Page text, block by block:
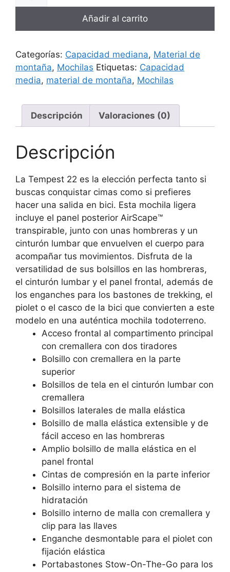
Añadir al carrito
Categorías: Capacidad mediana, Material de
montaña, Mochilas Etiquetas: Capacidad
media, material de montaña, Mochilas
Descripción Valoraciones (0)
Descripción
La Tempest 22 es la elección perfecta tanto si
buscas conquistar cimas como si prefieres
hacer una salida en bici. Esta mochila ligera
incluye el panel posterior AirScape™
transpirable, junto con unas hombreras y un
cinturón lumbar que envuelven el cuerpo para
acompañar tus movimientos. Disfruta de la
versatilidad de sus bolsillos en las hombreras,
el cinturón lumbar y el panel frontal, además de
los enganches para los bastones de trekking, el
piolet o el casco de la bici que convierten a este
modelo en una auténtica mochila todoterreno.
Acceso frontal al compartimento principal
con cremallera con dos tiradores
Bolsillo con cremallera en la parte
superior
Bolsillos de tela en el cinturón lumbar con
cremallera
Bolsillos laterales de malla elástica
Bolsillo de malla elástica extensible y de
fácil acceso en las hombreras
Amplio bolsillo de malla elástica en el
panel frontal
Cintas de compresión en la parte inferior
Bolsillo interno para el sistema de
hidratación
Bolsillo interno de malla con cremallera y
clip para las llaves
Enganche desmontable para el piolet con
fijación elástica
Portabastones Stow-On-The-Go para los